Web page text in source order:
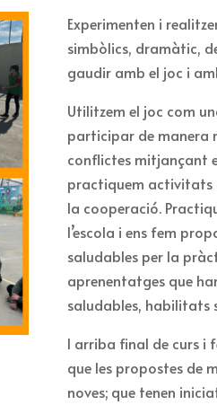
Experimenten i
simbòlics, dramàtic,
gaudir amb el joc i
Utilitzem el joc com
participar de manera
conflictes mitjançant
practiquem activitats
la cooperació.
l’escola i ens fem
saludables per la
aprenentatges que
saludables, habilitats
I arriba final de curs i
que les propostes de
noves; que tenen